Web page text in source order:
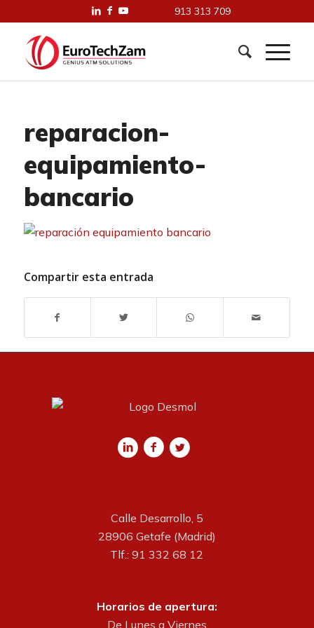
913 313 709
reparacion-
equipamiento-
bancario
Compartir esta entrada
Calle Desarrollo, 5
28906 Getafe (Madrid)
Tlf.: 91 332 68 12
Horarios de apertura:
De Lunes a Viernes